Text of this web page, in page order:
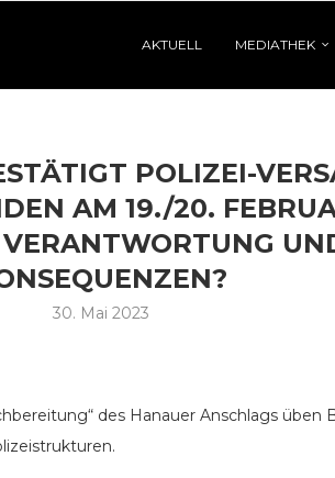
AKTUELL MEDIATHEK
POLIZEI-
AM 19./20.
30. Mai 2023
des Hanauer Anschlags üben